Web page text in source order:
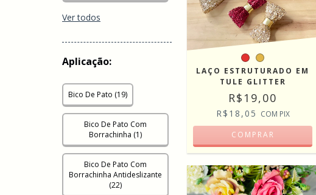
Ver todos
Aplicação:
Bico De Pato (19)
Bico De Pato Com
Borrachinha (1)
Bico De Pato Com
Borrachinha Antideslizante
(22)
LAÇO ESTRUTURADO EM
TULE GLITTER
R$19,00
R$18,05 COM PIX
COMPRAR